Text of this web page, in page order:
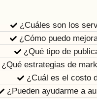
¿Cuáles son los
¿Cómo puedo
¿Qué tipo de
¿Qué estrategias de
¿Cuál es el costo
¿Pueden ayudarme a